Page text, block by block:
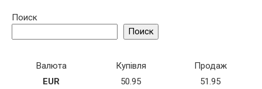
Поиск
Поиск
Валюта Купівля
Продаж
EUR
50.95
51.95